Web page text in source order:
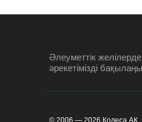
Әлеуметтік желілерде
әрекетімізді
© 2006 — 2026 Колеса АҚ